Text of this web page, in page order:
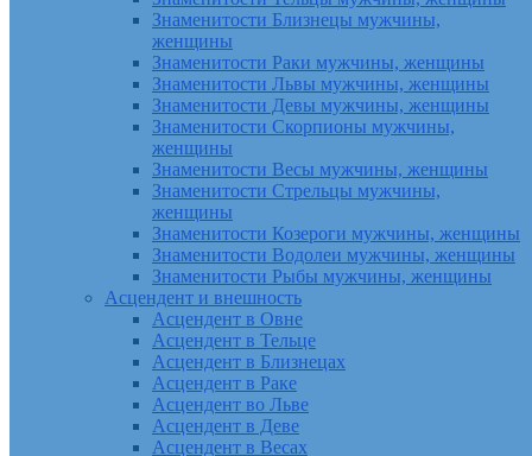
Знаменитости Близнецы мужчины,
женщины
Знаменитости Раки мужчины, женщины
Знаменитости Львы мужчины, женщины
Знаменитости Девы мужчины, женщины
Знаменитости Скорпионы мужчины,
женщины
Знаменитости Весы мужчины, женщины
Знаменитости Стрельцы мужчины,
женщины
Знаменитости Козероги мужчины, женщины
Знаменитости Водолеи мужчины, женщины
Знаменитости Рыбы мужчины, женщины
Асцендент и внешность
Асцендент в Овне
Асцендент в Тельце
Асцендент в Близнецах
Асцендент в Раке
Асцендент во Льве
Асцендент в Деве
Асцендент в Весах